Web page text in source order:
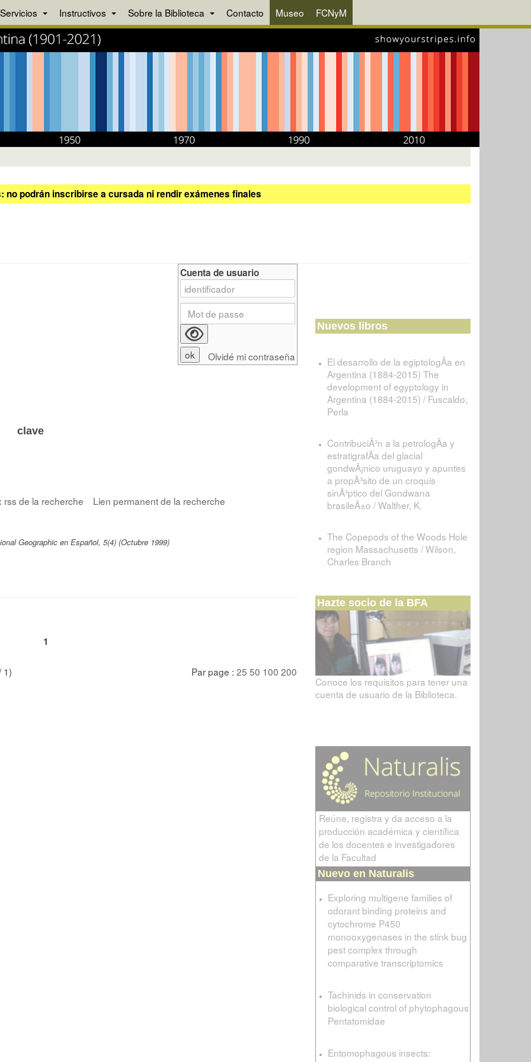
Servicios Instructivos Sobre la Biblioteca Contacto Museo FCNyM
podrán inscribirse a cursada ni rendir exámenes finales
rss de la recherche Lien permanent de la recherche
Geographic en Español, 5(4) (Octubre 1999)
1
1) Par page : 25 50 100 200
Cuenta de usuario
Olvidé mi contraseña
Nuevos libros
El desarrollo de la egiptologÃ­a en
Argentina (1884-2015) The
development of egyptology in
Argentina (1884-2015) / Fuscaldo,
Perla
ContribuciÃ³n a la petrologÃ­a y
estratigrafÃ­a del glacial
gondwÃ¡nico uruguayo y apuntes
a propÃ³sito de un croquis
sinÃ³ptico del Gondwana
brasileÃ±o / Walther, K.
The Copepods of the Woods Hole
region Massachusetts / Wilson,
Charles Branch
Hazte socio de la BFA
Conoce los requisitos para tener una
cuenta de usuario de la Biblioteca.
Reúne, registra y da acceso a la
producción académica y científica
de los docentes e investigadores
de la Facultad
Nuevo en Naturalis
Exploring multigene families of
odorant binding proteins and
cytochrome P450
monooxygenases in the stink bug
pest complex through
comparative transcriptomics
Tachinids in conservation
biological control of phytophagous
Pentatomidae
Entomophagous insects: